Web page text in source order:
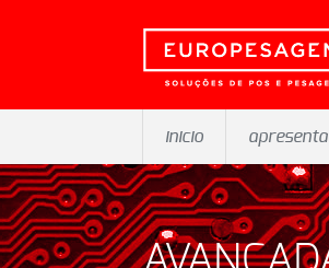
inicio